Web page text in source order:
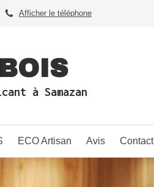
Afficher le téléphone
à Samazan
ECO Artisan Avis Contact